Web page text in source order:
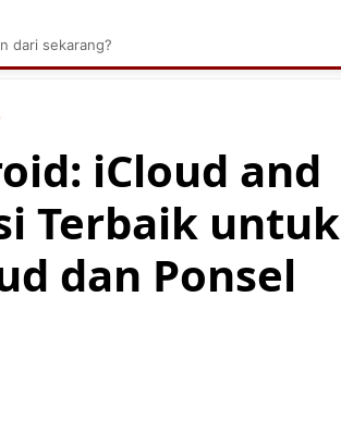
Tarombo Batak
iCloud and
Terbaik untuk
dan Ponsel
dari sekarang?